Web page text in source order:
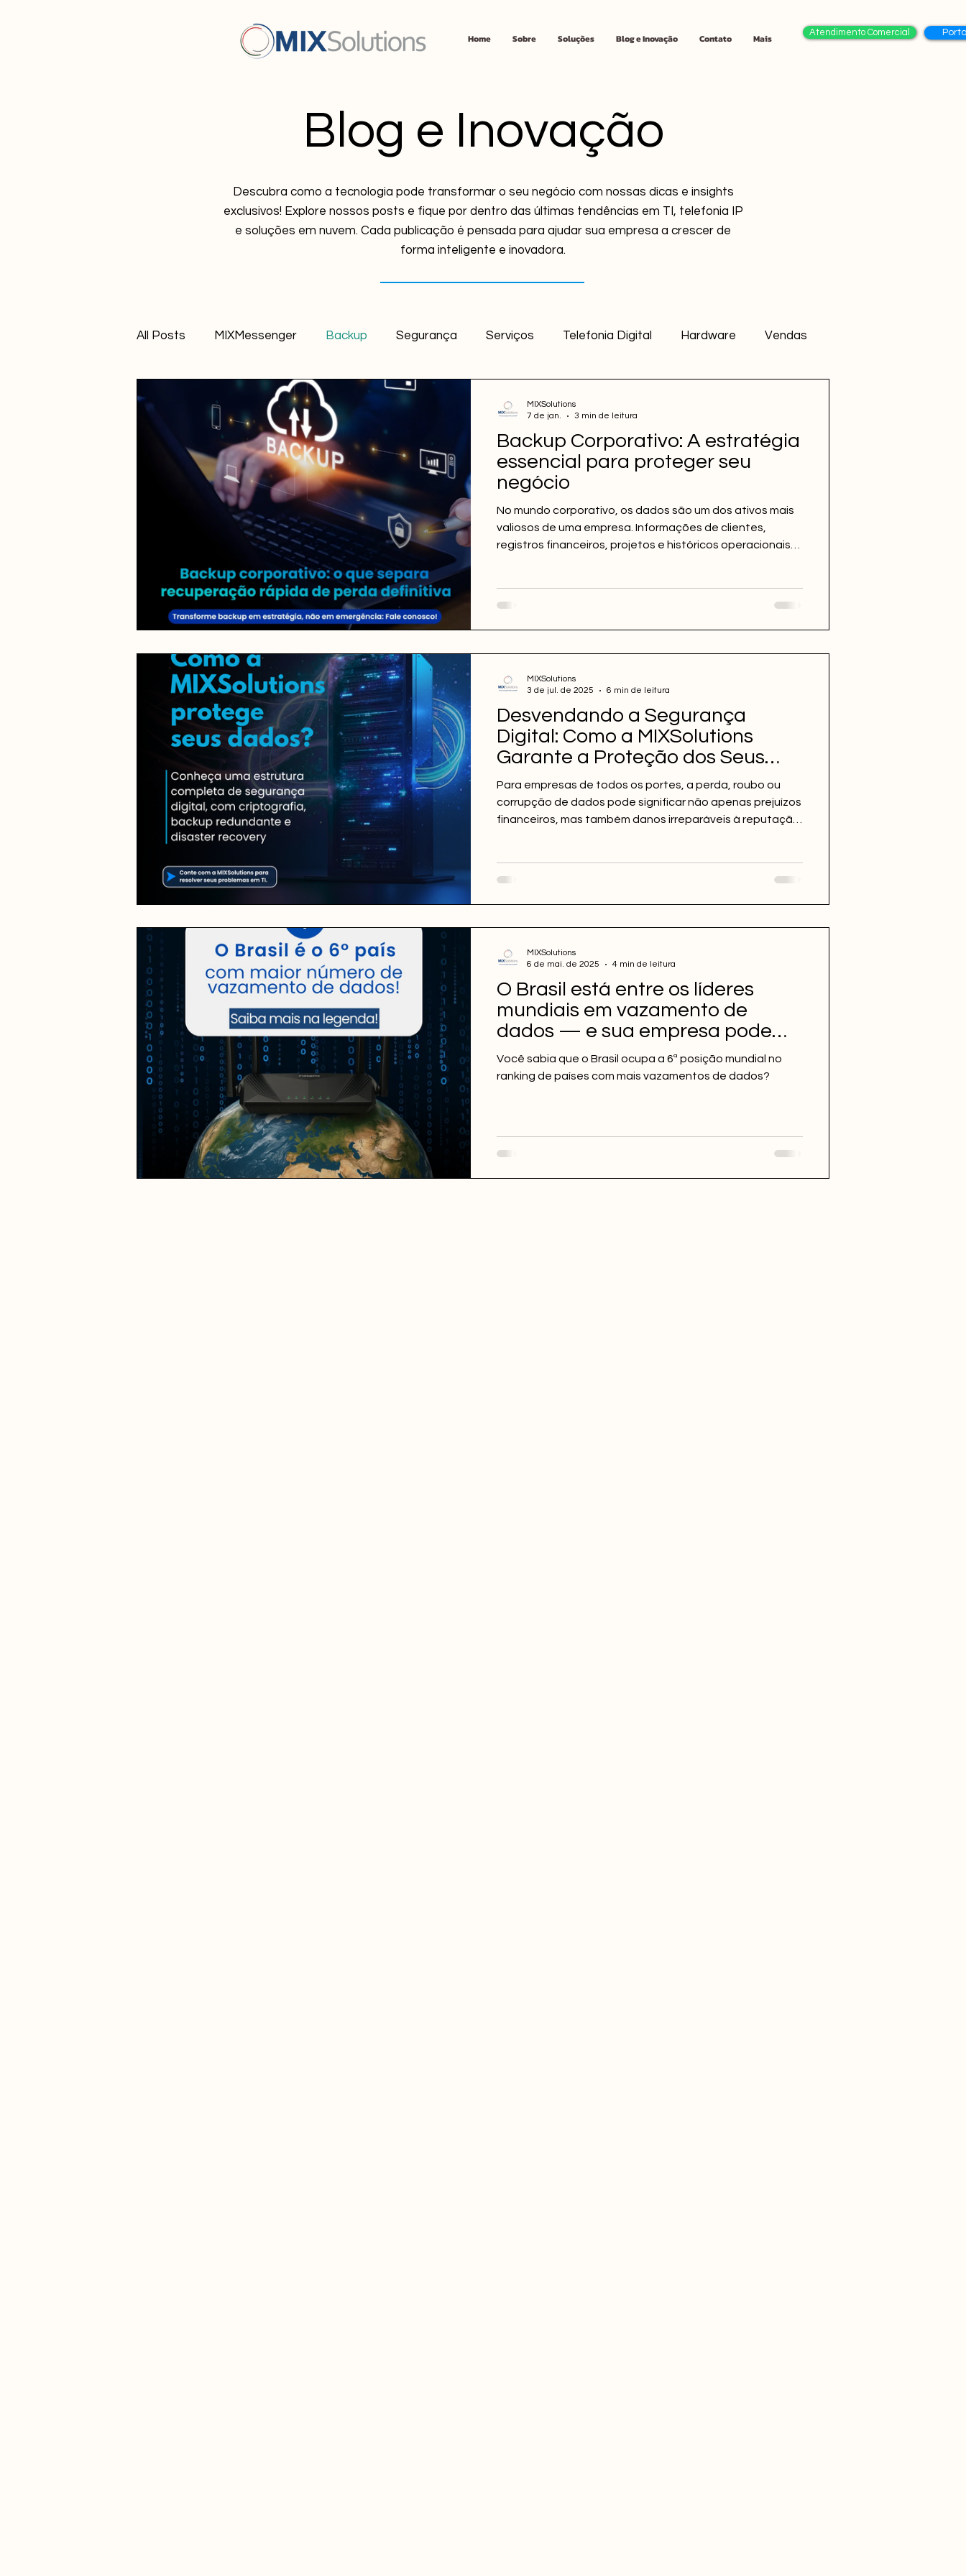
Home Sobre Soluções Blog e Inovação Contato Mais Atendimento Comercial
Blog e Inovação
Descubra como a tecnologia pode transformar o seu negócio com nossas dicas e insights
exclusivos! Explore nossos posts e fique por dentro das últimas tendências em TI, telefonia IP
e soluções em nuvem. Cada publicação é pensada para ajudar sua empresa a crescer de
forma inteligente e inovadora.
All Posts MIXMessenger Backup Segurança Serviços Telefonia Digital Hardware Vendas
Produtividade Tecnologia e Inovação
Backup Corporativo: A estratégia
essencial para proteger seu
negócio
No mundo corporativo, os dados são um dos ativos mais
valiosos de uma empresa. Informações de clientes,
registros financeiros, projetos e históricos operacionais
MIXSolutions
7 de jan.
3 min de leitura
Desvendando a Segurança
Digital: Como a MIXSolutions
Garante a Proteção dos Seus
Dados
Para empresas de todos os portes, a perda, roubo ou
corrupção de dados pode significar não apenas prejuízos
financeiros, mas também danos irreparáveis à reputação
MIXSolutions
3 de jul. de 2025
6 min de leitura
O Brasil está entre os líderes
mundiais em vazamento de
dados — e sua empresa pode
estar em risco
Você sabia que o Brasil ocupa a 6ª posição mundial no
ranking de países com mais vazamentos de dados?
MIXSolutions
6 de mai. de 2025
4 min de leitura